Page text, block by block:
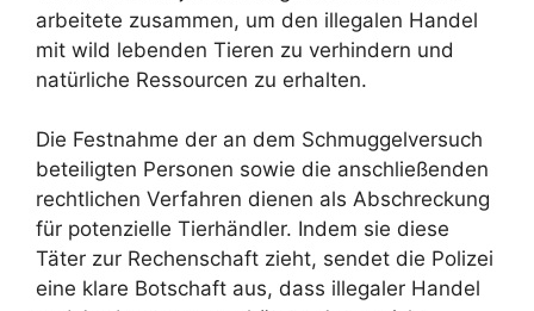
arbeitete zusammen, um den illegalen Handel
mit wild lebenden Tieren zu verhindern und
natürliche Ressourcen zu erhalten.
Die Festnahme der an dem Schmuggelversuch
beteiligten Personen sowie die anschließenden
rechtlichen Verfahren dienen als Abschreckung
für potenzielle Tierhändler. Indem sie diese
Täter zur Rechenschaft zieht, sendet die Polizei
eine klare Botschaft aus, dass illegaler Handel